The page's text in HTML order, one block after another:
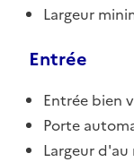
Largeur
Entrée
Entrée bien
Porte
Largeur